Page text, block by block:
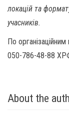
локацій та
учасників.
По
050-786-48-88
About the